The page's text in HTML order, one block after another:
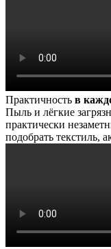
Практичность в
Пыль и лёгкие
практически
подобрать текстиль,